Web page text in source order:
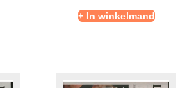
+ In winkelmand